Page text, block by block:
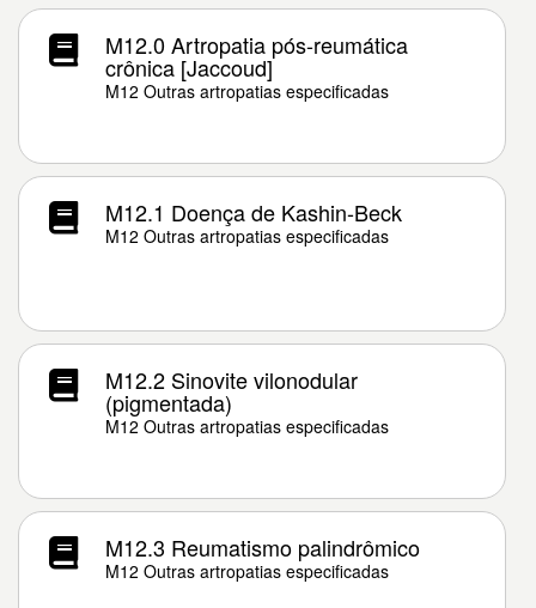
M12.0 Artropatia pós-reumática
crônica [Jaccoud]
M12 Outras artropatias especificadas
M12.1 Doença de Kashin-Beck
M12 Outras artropatias especificadas
M12.2 Sinovite vilonodular
(pigmentada)
M12 Outras artropatias especificadas
M12.3 Reumatismo palindrômico
M12 Outras artropatias especificadas